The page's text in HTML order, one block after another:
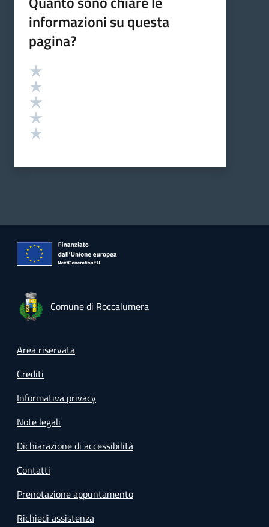
informazioni su questa
pagina?
Valutazione
Comune di Roccalumera
Footer menu
Area riservata
Crediti
Informativa privacy
Note legali
Dichiarazione di accessibilità
Contatti
Prenotazione appuntamento
Richiedi assistenza